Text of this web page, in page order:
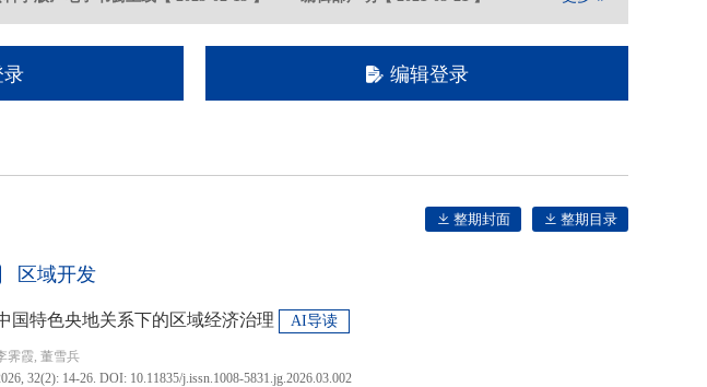
录 编辑登录
整期封面 整期目录
区域开发
国特色央地关系下的区域经济治理 AI导读
霁霞, 董雪兵
32(2): 14-26. DOI: 10.11835/j.issn.1008-5831.jg.2026.03.002